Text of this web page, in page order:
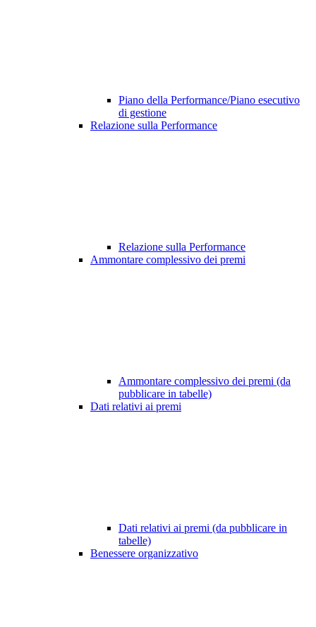
Piano della Performance/Piano esecutivo
di gestione
Relazione sulla Performance
Relazione sulla Performance
Ammontare complessivo dei premi
Ammontare complessivo dei premi (da
pubblicare in tabelle)
Dati relativi ai premi
Dati relativi ai premi (da pubblicare in
tabelle)
Benessere organizzativo